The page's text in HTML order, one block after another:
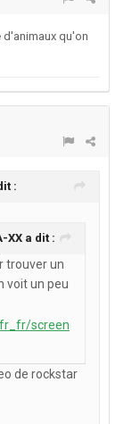
d'animaux qu'on
:
XX a dit :
trouver un
voit un peu
screen
de rockstar